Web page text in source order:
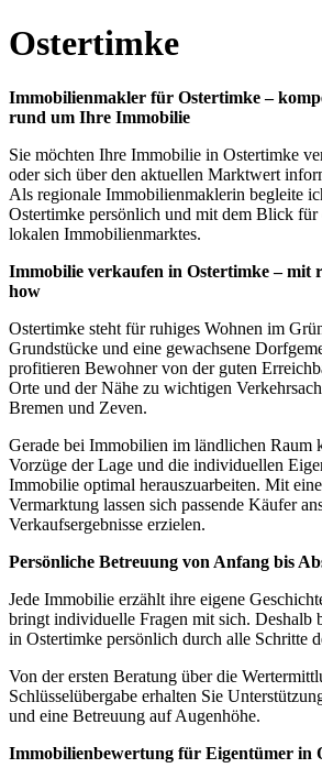
Ostertimke
Immobilienmakler für Ostertimke –
rund um Ihre Immobilie
Sie möchten Ihre Immobilie in Ostertimke
oder sich über den aktuellen Marktwert
Als regionale Immobilienmaklerin begleite
Ostertimke persönlich und mit dem Blick für
lokalen Immobilienmarktes.
Immobilie verkaufen in Ostertimke – mit
how
Ostertimke steht für ruhiges Wohnen im
Grundstücke und eine gewachsene
profitieren Bewohner von der guten
Orte und der Nähe zu wichtigen
Bremen und Zeven.
Gerade bei Immobilien im ländlichen Raum
Vorzüge der Lage und die individuellen
Immobilie optimal herauszuarbeiten. Mit
Vermarktung lassen sich passende Käufer
Verkaufsergebnisse erzielen.
Persönliche Betreuung von Anfang bis
Jede Immobilie erzählt ihre eigene
bringt individuelle Fragen mit sich. Deshalb
in Ostertimke persönlich durch alle Schritte
Von der ersten Beratung über die
Schlüsselübergabe erhalten Sie
und eine Betreuung auf Augenhöhe.
Immobilienbewertung für Eigentümer in